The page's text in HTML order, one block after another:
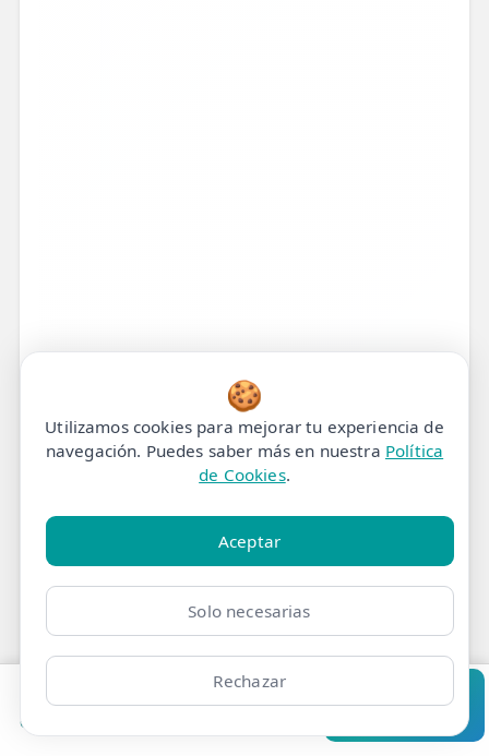
Clínicas
Tratamiento de
Fisioterapia para Dolor
en el hombro y brazo en
Madrid
Pedir cita Consultar
🍪
Utilizamos cookies para mejorar tu experiencia de
navegación. Puedes saber más en nuestra Política
de Cookies.
Aceptar
Solo necesarias
Rechazar